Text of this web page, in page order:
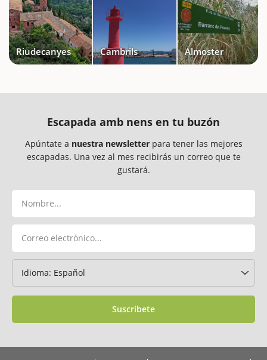
Riudecanyes Cambrils Almoster
Escapada amb nens en tu buzón
Apúntate a nuestra newsletterpara tener las mejores
escapadas. Una vez al mes recibirás un correo que te
gustará.
Suscríbete